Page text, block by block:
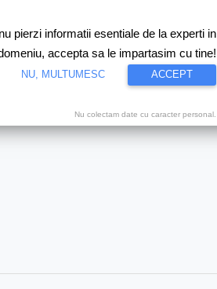
Motorsport Proiecte speciale Video
pierzi informatii esentiale de la experti in
accepta sa le impartasim cu tine!
NU, MULTUMESC ACCEPT
Nu colectam date cu caracter personal.